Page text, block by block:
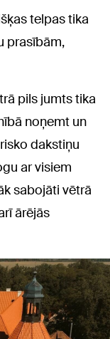
telpas tika
prasībām,
pils jumts tika
noņemt un
dakstiņu
ar visiem
sabojāti vētrā
ārējās